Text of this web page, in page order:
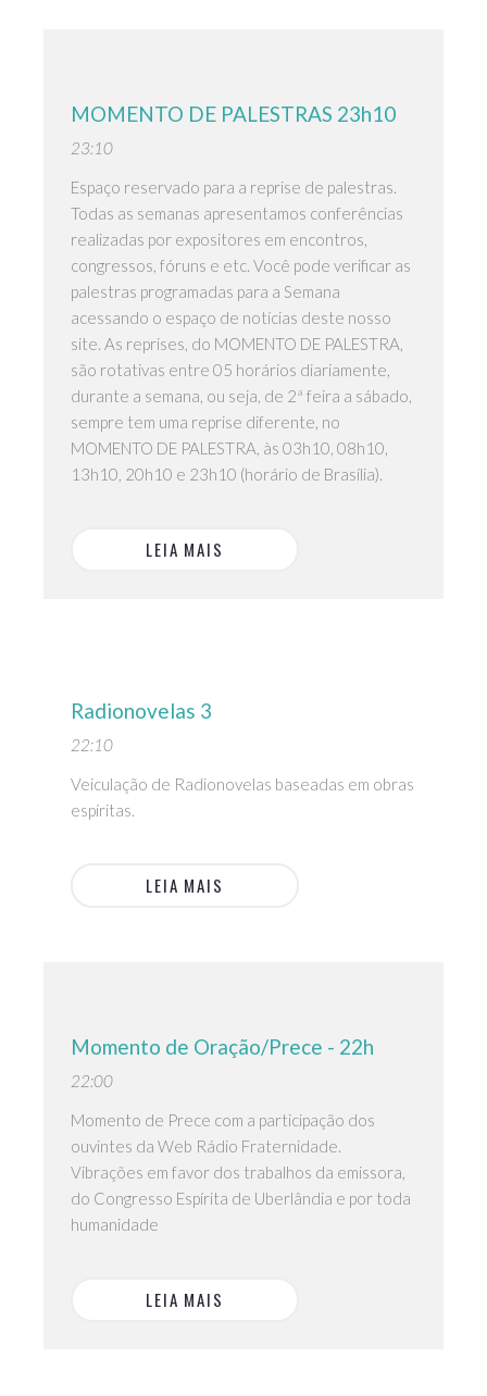
MOMENTO DE PALESTRAS 23h10
23:10
Espaço reservado para a reprise de palestras.
Todas as semanas apresentamos conferências
realizadas por expositores em encontros,
congressos, fóruns e etc. Você pode verificar as
palestras programadas para a Semana
acessando o espaço de notícias deste nosso
site. As reprises, do MOMENTO DE PALESTRA,
são rotativas entre 05 horários diariamente,
durante a semana, ou seja, de 2ª feira a sábado,
sempre tem uma reprise diferente, no
MOMENTO DE PALESTRA, às 03h10, 08h10,
13h10, 20h10 e 23h10 (horário de Brasília).
LEIA MAIS
Radionovelas 3
22:10
Veiculação de Radionovelas baseadas em obras
espíritas.
LEIA MAIS
Momento de Oração/Prece - 22h
22:00
Momento de Prece com a participação dos
ouvintes da Web Rádio Fraternidade.
Vibrações em favor dos trabalhos da emissora,
do Congresso Espírita de Uberlândia e por toda
humanidade
LEIA MAIS